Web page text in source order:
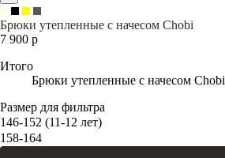
Брюки утепленные с начесом Chobi
7 900 р
Итого
Брюки утепленные с начесом Chobi
Размер для фильтра
146-152 (11-12 лет)
158-164